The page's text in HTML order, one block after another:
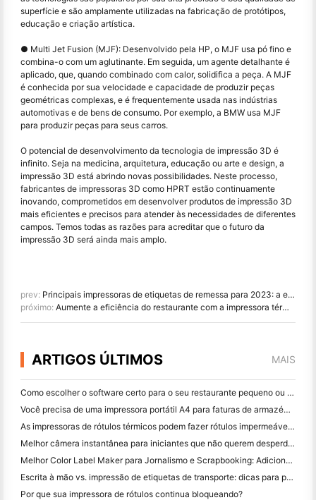
superfície e são amplamente utilizadas na fabricação de protótipos,
educação e criação artística.
● Multi Jet Fusion (MJF): Desenvolvido pela HP, o MJF usa pó fino e
combina-o com um aglutinante. Em seguida, um agente detalhante é
aplicado, que, quando combinado com calor, solidifica a peça. A MJF
é conhecida por sua velocidade e capacidade de produzir peças
geométricas complexas, e é frequentemente usada nas indústrias
automotivas e de bens de consumo. Por exemplo, a BMW usa MJF
para produzir peças para seus carros.
O potencial de desenvolvimento da tecnologia de impressão 3D é
infinito. Seja na medicina, arquitetura, educação ou arte e design, a
impressão 3D está abrindo novas possibilidades. Neste processo,
fabricantes de impressoras 3D como HPRT estão continuamente
inovando, comprometidos em desenvolver produtos de impressão 3D
mais eficientes e precisos para atender às necessidades de diferentes
campos. Temos todas as razões para acreditar que o futuro da
impressão 3D será ainda mais amplo.
prev: Principais impressoras de etiquetas de remessa para 2023: a edição HPRT
próximo: Aumente a eficiência do restaurante com a impressora térmica de recibos HPRT TP809
ARTIGOS ÚLTIMOS MAIS
Como escolher o software certo para o seu restaurante pequeno ou médio
Você precisa de uma impressora portátil A4 para faturas de armazém? O que realmente funciona
As impressoras de rótulos térmicos podem fazer rótulos impermeáveis ​​para produtos de pequenas empresas?
Melhor câmera instantânea para iniciantes que não querem desperdiçar papel
Melhor Color Label Maker para Jornalismo e Scrapbooking: Adicione Mais Cor a Cada Página
Escrita à mão vs. impressão de etiquetas de transporte: dicas para pequenas empresas em 2026
Por que sua impressora de rótulos continua bloqueando?